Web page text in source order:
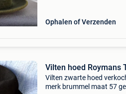
Ophalen of Verzenden
Vilten hoed Roymans
Vilten zwarte hoed
merk brummel maat 57